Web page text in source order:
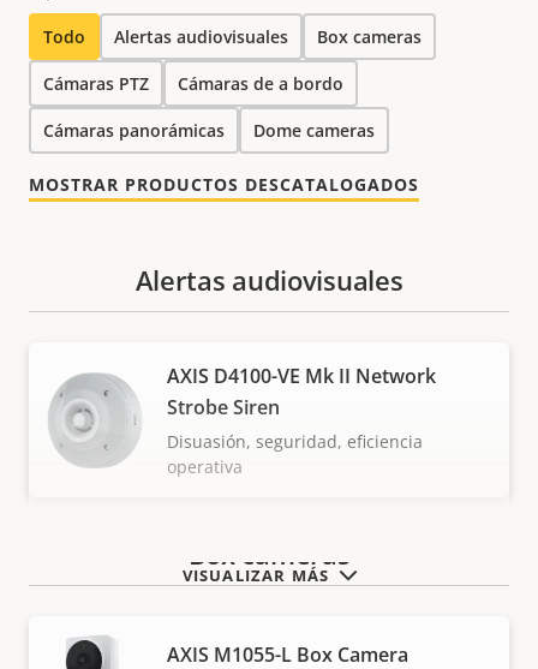
Todo Alertas audiovisuales Box cameras
Cámaras PTZ Cámaras de a bordo
Cámaras panorámicas Dome cameras
MOSTRAR PRODUCTOS DESCATALOGADOS
VISUALIZAR MÁS
Alertas audiovisuales
AXIS D4100-VE Mk II Network
Strobe Siren
Disuasión, seguridad, eficiencia
operativa
Box cameras
AXIS M1055-L Box Camera